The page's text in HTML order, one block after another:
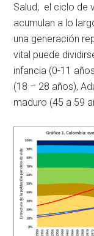
Salud, el ciclo de
acumulan a lo
una generación
vital puede
infancia (0-11
(18 – 28 años),
maduro (45 a 59